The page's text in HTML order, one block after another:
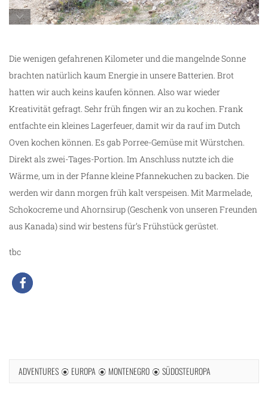
Die wenigen gefahrenen Kilometer und die mangelnde Sonne
brachten natürlich kaum Energie in unsere Batterien. Brot
hatten wir auch keins kaufen können. Also war wieder
Kreativität gefragt. Sehr früh fingen wir an zu kochen. Frank
entfachte ein kleines Lagerfeuer, damit wir da rauf im Dutch
Oven kochen können. Es gab Porree-Gemüse mit Würstchen.
Direkt als zwei-Tages-Portion. Im Anschluss nutzte ich die
Wärme, um in der Pfanne kleine Pfannekuchen zu backen. Die
werden wir dann morgen früh kalt verspeisen. Mit Marmelade,
Schokocreme und Ahornsirup (Geschenk von unseren Freunden
aus Kanada) sind wir bestens für’s Frühstück gerüstet.
tbc
ADVENTURES EUROPA MONTENEGRO SÜDOSTEUROPA